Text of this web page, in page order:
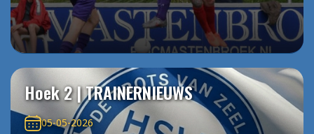
Hoek 2 | TRAINERNIEUWS
05-05-2026